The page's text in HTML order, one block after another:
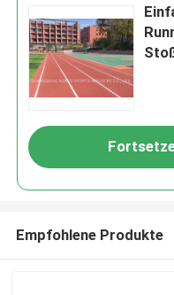
Empfohlene Produkte